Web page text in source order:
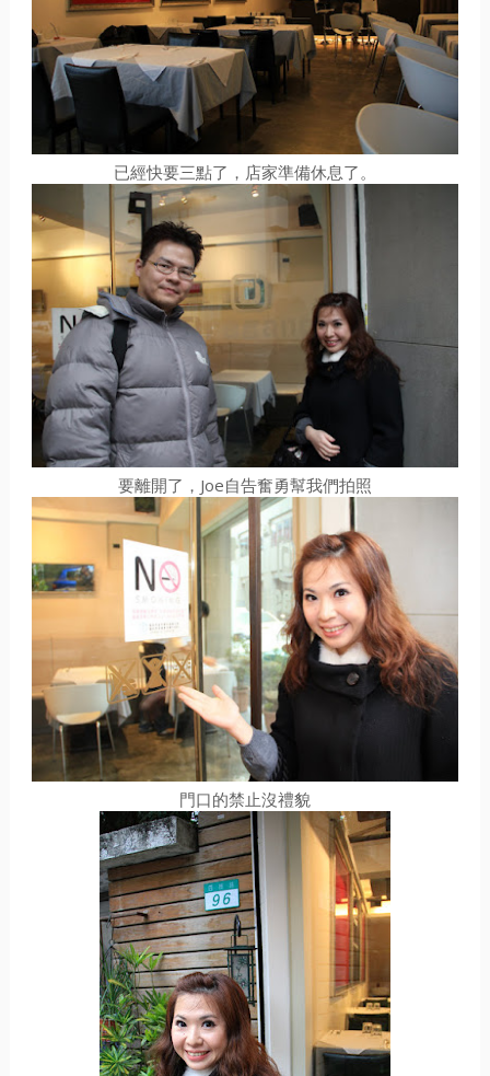
已經快要三點了，店家準備休息了。
要離開了，Joe自告奮勇幫我們拍照
門口的禁止沒禮貌